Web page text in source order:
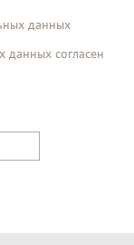
данных
данных согласен